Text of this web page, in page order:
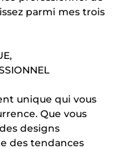
parmi mes trois
unique qui vous
Que vous
designs
des tendances